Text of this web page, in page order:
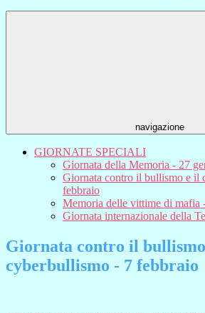
navigazione
GIORNATE SPECIALI
Giornata della Memoria - 27
Giornata contro il bullismo e il
febbraio
Memoria delle vittime di mafia
Giornata internazionale della
Giornata contro il
cyberbullismo - 7 febbraio